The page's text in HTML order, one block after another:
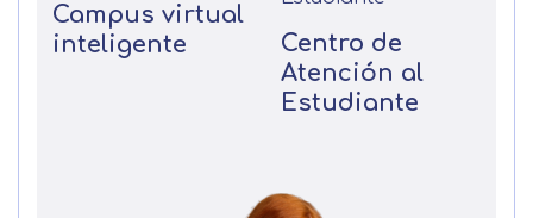
Campus virtual
inteligente
Centro de
Atención al
Estudiante